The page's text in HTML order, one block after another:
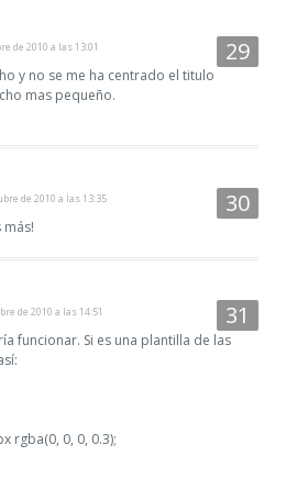
de 2010 a las 13:01
y no se me ha centrado el titulo
mas pequeño.
de 2010 a las 13:35
más!
de 2010 a las 14:51
funcionar. Si es una plantilla de las
rgba(0, 0, 0, 0.3);